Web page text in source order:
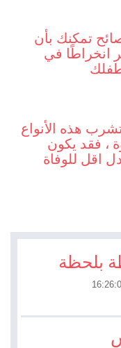
تمكنك بأن
انخراطًا في
هذه الأنواع
، فقد يكون
اقل للوفاة
بلحظة